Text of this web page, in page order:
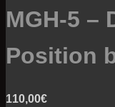
MGH-5 –
Position
110,00€